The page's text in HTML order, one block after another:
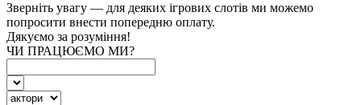
Зверніть увагу — для деяких ігрових слотів ми можемо
попросити внести попередню оплату.
Дякуємо за розуміння!
ЧИ ПРАЦЮЄМО МИ?